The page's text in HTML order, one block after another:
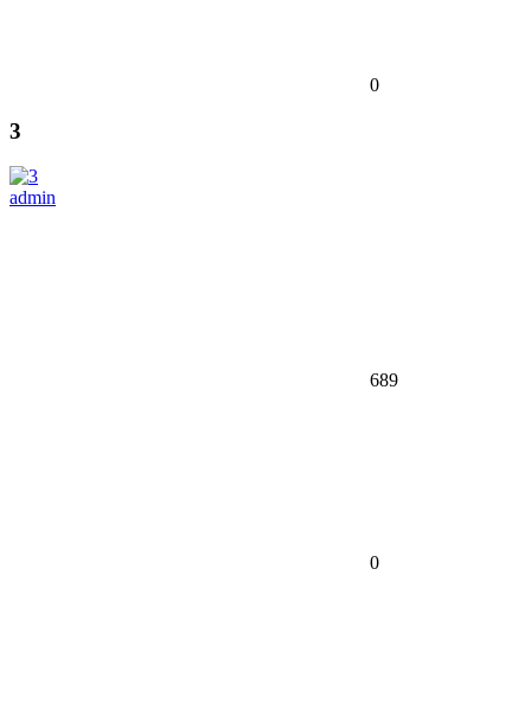
0
3
admin
689
0